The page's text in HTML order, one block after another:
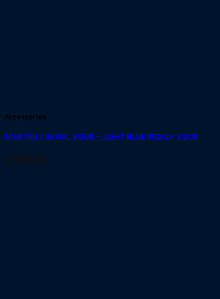
Accessories
SPARTAN / SKWAL VISOR – LIGHT BLUE IRIDIUM VISOR
2,500 ฿